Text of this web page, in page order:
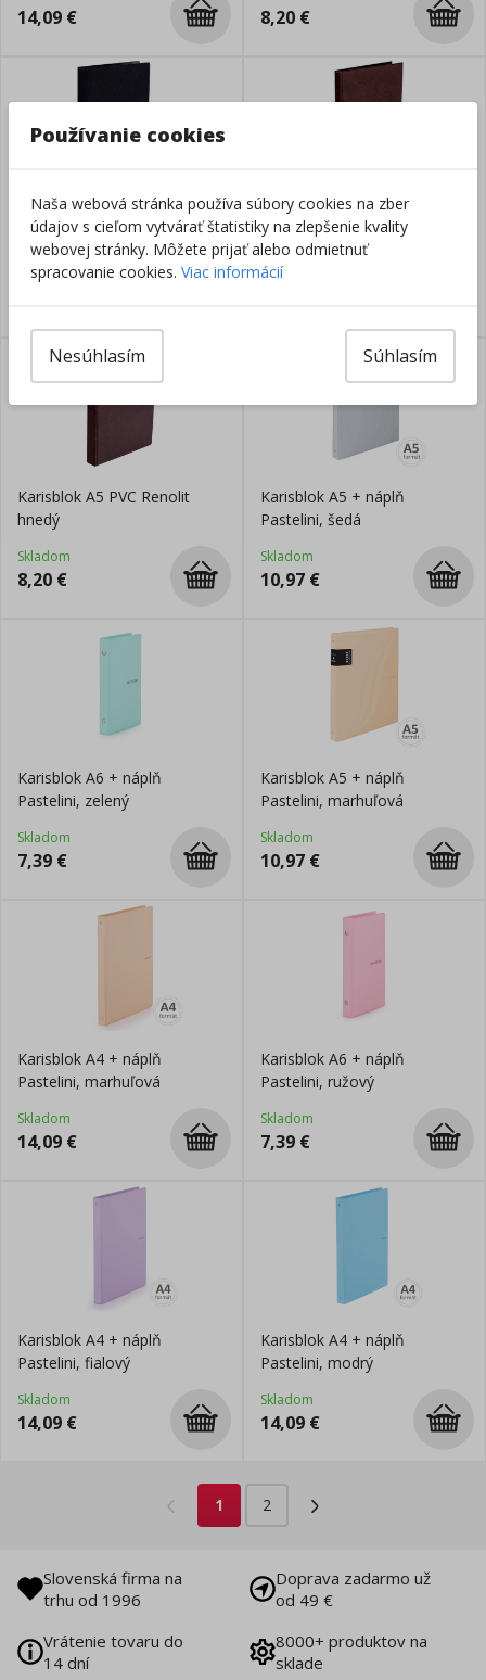
14,09 € 8,20 €
Karisblok A4 PVC Helas,
čierny
Skladom
Karisblok A4 PVC Renolit
hnedý
Skladom
Karisblok A5 PVC Renolit
hnedý
Skladom
8,20 €
Karisblok A5 + náplň
Pastelini, šedá
Skladom
10,97 €
Karisblok A6 + náplň
Pastelini, zelený
Skladom
7,39 €
Karisblok A5 + náplň
Pastelini, marhuľová
Skladom
10,97 €
Karisblok A4 + náplň
Pastelini, marhuľová
Skladom
14,09 €
Karisblok A6 + náplň
Pastelini, ružový
Skladom
7,39 €
Karisblok A4 + náplň
Pastelini, fialový
Skladom
14,09 €
Karisblok A4 + náplň
Pastelini, modrý
Skladom
14,09 €
1 2
Slovenská firma na
trhu od 1996
Doprava zadarmo už
od 49 €
Vrátenie tovaru do
14 dní
8000+ produktov na
sklade
Používanie cookies
Naša webová stránka používa súbory cookies na zber
údajov s cieľom vytvárať štatistiky na zlepšenie kvality
webovej stránky. Môžete prijať alebo odmietnuť
spracovanie cookies. Viac informácií
Súhlasím
Nesúhlasím